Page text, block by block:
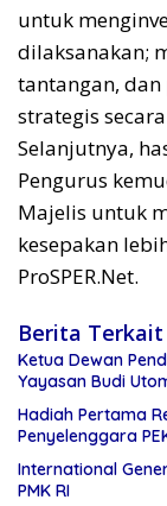
untuk
dilaksanakan;
tantangan,
strategis
Selanjutnya,
Pengurus
Majelis untuk
kesepakan
ProSPER.Net.
Berita Terkait
Ketua Dewan
Yayasan Budi
Hadiah Pertama
Penyelenggara
International
PMK RI